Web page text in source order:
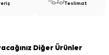
Teslimat
Diğer Ürünler